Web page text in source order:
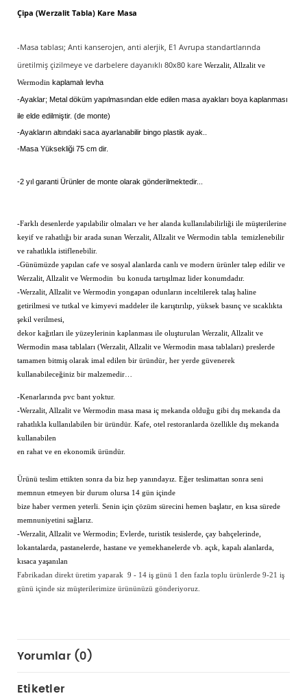
Çipa (Werzalit Tabla) Kare Masa
-Masa tablası; Anti kanserojen, anti alerjik, E1 Avrupa standartlarında
üretilmiş çizilmeye ve darbelere dayanıklı 80x80 kare Werzalit, Allzalit ve
Wermodin kaplamalı levha
-Ayaklar; Metal döküm yapılmasından elde edilen masa ayakları boya kaplanması
ile elde edilmiştir. (de monte)
-Ayakların altındaki saca ayarlanabilir bingo plastik ayak..
-Masa Yüksekliği 75 cm dir.
-2 yıl garanti Ürünler de monte olarak gönderilmektedir...
-Farklı desenlerde yapılabilir olmaları ve her alanda kullanılabilirliği ile müşterilerine
keyif ve rahatlığı bir arada sunan Werzalit, Allzalit ve Wermodin tabla temizlenebilir
ve rahatlıkla istiflenebilir.
-Günümüzde yapılan cafe ve sosyal alanlarda canlı ve modern ürünler talep edilir ve
Werzalit, Allzalit ve Wermodin bu konuda tartışılmaz lider konumdadır.
-Werzalit, Allzalit ve Wermodin yongapan odunların inceltilerek talaş haline
getirilmesi ve tutkal ve kimyevi maddeler ile karıştırılıp, yüksek basınç ve sıcaklıkta
şekil verilmesi,
dekor kağıtları ile yüzeylerinin kaplanması ile oluşturulan Werzalit, Allzalit ve
Wermodin masa tablaları (Werzalit, Allzalit ve Wermodin masa tablaları) preslerde
tamamen bitmiş olarak imal edilen bir üründür, her yerde güvenerek
kullanabileceğiniz bir malzemedir…
-Kenarlarında pvc bant yoktur.
-Werzalit, Allzalit ve Wermodin masa masa iç mekanda olduğu gibi dış mekanda da
rahatlıkla kullanılabilen bir üründür. Kafe, otel restoranlarda özellikle dış mekanda
kullanabilen
en rahat ve en ekonomik üründür.
Ürünü teslim ettikten sonra da biz hep yanındayız. Eğer teslimattan sonra seni
memnun etmeyen bir durum olursa 14 gün içinde
bize haber vermen yeterli. Senin için çözüm sürecini hemen başlatır, en kısa sürede
memnuniyetini sağlarız.
-Werzalit, Allzalit ve Wermodin; Evlerde, turistik tesislerde, çay bahçelerinde,
lokantalarda, pastanelerde, hastane ve yemekhanelerde vb. açık, kapalı alanlarda,
kısaca yaşanılan
Fabrikadan direkt üretim yaparak 9 - 14 iş günü 1 den fazla toplu ürünlerde 9-21 iş
günü içinde siz müşterilerimize ürününüzü gönderiyoruz.
Yorumlar (0)
Etiketler